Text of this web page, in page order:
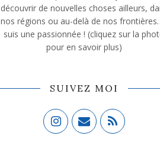
découvrir de nouvelles choses ailleurs,
nos régions ou au-delà de nos frontières.
suis une passionnée ! (cliquez sur la
pour en savoir plus)
SUIVEZ MOI